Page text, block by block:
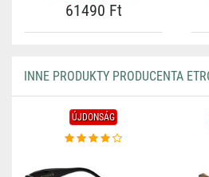
61490 Ft
INNE PRODUKTY PRODUCENTA
ÚJDONSÁG